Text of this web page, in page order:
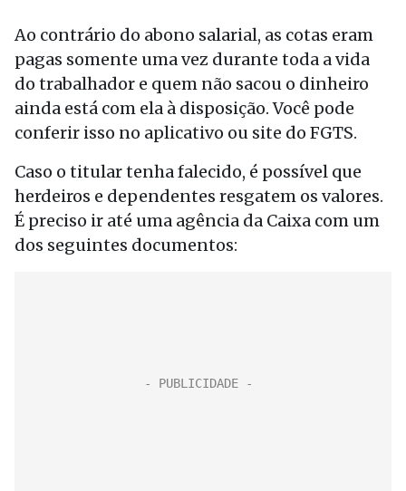
Ao contrário do abono salarial, as cotas eram
pagas somente uma vez durante toda a vida
do trabalhador e quem não sacou o dinheiro
ainda está com ela à disposição. Você pode
conferir isso no aplicativo ou site do FGTS.
Caso o titular tenha falecido, é possível que
herdeiros e dependentes resgatem os valores.
É preciso ir até uma agência da Caixa com um
dos seguintes documentos: